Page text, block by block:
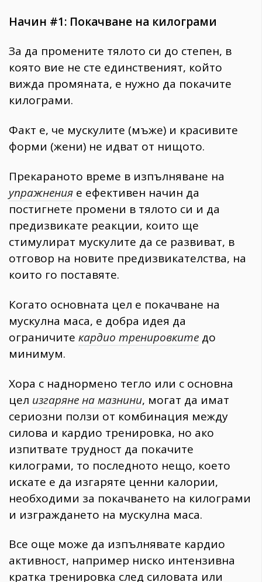
Начин #1: Покачване на килограми
За да промените тялото си до степен, в
която вие не сте единственият, който
вижда промяната, е нужно да покачите
килограми.
Факт е, че мускулите (мъже) и красивите
форми (жени) не идват от нищото.
Прекараното време в изпълняване на
упражнения е ефективен начин да
постигнете промени в тялото си и да
предизвикате реакции, които ще
стимулират мускулите да се развиват, в
отговор на новите предизвикателства, на
които го поставяте.
Когато основната цел е покачване на
мускулна маса, е добра идея да
ограничите кардио тренировките до
минимум.
Хора с наднормено тегло или с основна
цел изгаряне на мазнини, могат да имат
сериозни ползи от комбинация между
силова и кардио тренировка, но ако
изпитвате трудност да покачите
килограми, то последното нещо, което
искате е да изгаряте ценни калории,
необходими за покачването на килограми
и изграждането на мускулна маса.
Все още може да изпълнявате кардио
активност, например ниско интензивна
кратка тренировка след силовата или